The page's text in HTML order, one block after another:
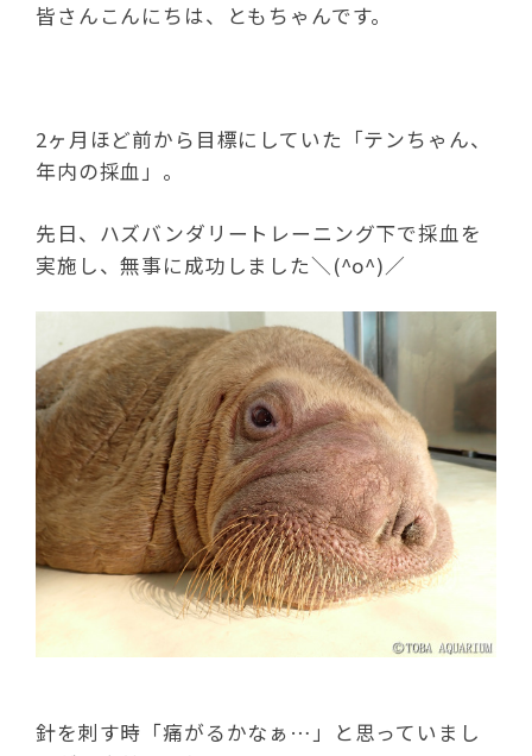
皆さんこんにちは、ともちゃんです。
2ヶ月ほど前から目標にしていた「テンちゃん、
年内の採血」。
先日、ハズバンダリートレーニング下で採血を
実施し、無事に成功しました＼(^o^)／
針を刺す時「痛がるかなぁ…」と思っていまし